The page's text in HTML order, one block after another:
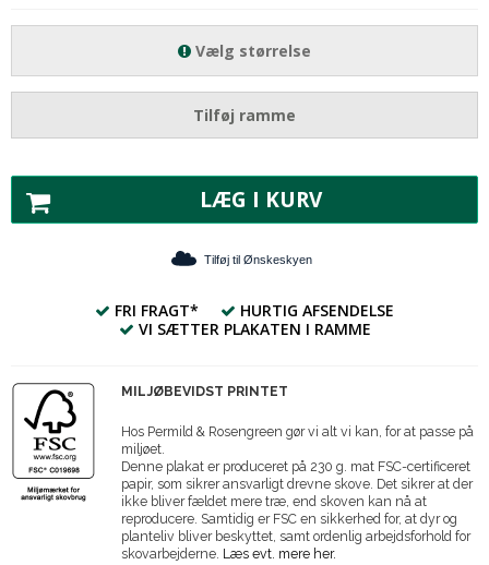
Vælg størrelse
Tilføj ramme
LÆG I KURV
Tilføj til Ønskeskyen
FRI FRAGT*
HURTIG AFSENDELSE
VI SÆTTER PLAKATEN I RAMME
MILJØBEVIDST PRINTET
Hos Permild & Rosengreen gør vi alt vi kan, for at passe på
miljøet.
Denne plakat er produceret på 230 g. mat FSC-certificeret
papir, som sikrer ansvarligt drevne skove. Det sikrer at der
ikke bliver fældet mere træ, end skoven kan nå at
reproducere. Samtidig er FSC en sikkerhed for, at dyr og
planteliv bliver beskyttet, samt ordenlig arbejdsforhold for
skovarbejderne. Læs evt. mere her.